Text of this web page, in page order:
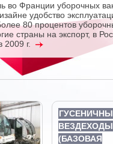
во Франции уборочных
удобство
80 процентов
страны на экспорт, в
г.
ВЕЗДЕХОДЫ
(БАЗОВАЯ